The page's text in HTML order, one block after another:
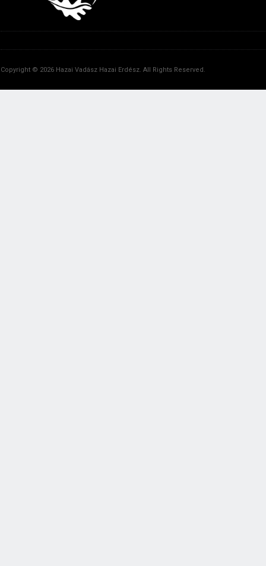
Copyright © 2026 Hazai Vadász Hazai Erdész. All Rights Reserved.